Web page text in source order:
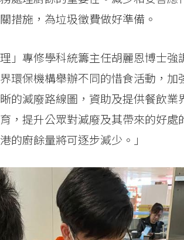
措施，為垃圾徵費做好準備。
」專修學科統籌主任胡麗恩博士
環保機構舉辦不同的惜食活動，
的減廢路線圖，資助及提供餐飲業
，提升公眾對減廢及其帶來的好處
的廚餘量將可逐步減少。」